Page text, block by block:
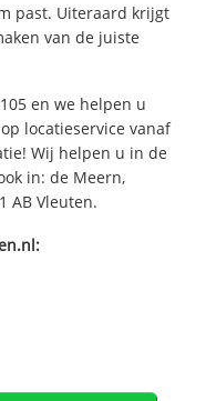
past. Uiteraard krijgt
van de juiste
en we helpen u
locatieservice vanaf
Wij helpen u in de
in: de Meern,
AB Vleuten.